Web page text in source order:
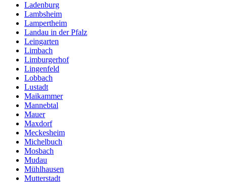
Ladenburg
Lambsheim
Lampertheim
Landau in der Pfalz
Leingarten
Limbach
Limburgerhof
Lingenfeld
Lobbach
Lustadt
Maikammer
Mannebtal
Mauer
Maxdorf
Meckesheim
Michelbuch
Mosbach
Mudau
Mühlhausen
Mutterstadt